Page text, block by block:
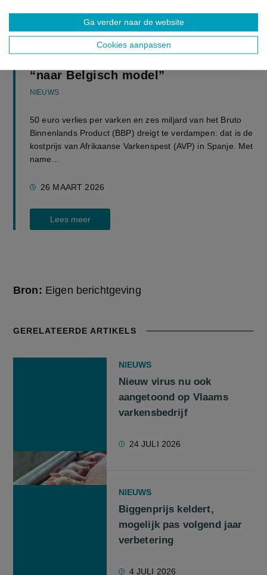
Ga verder naar de website
Cookies aanpassen
UITGELICHT
Spanje wil varkenspest bestrijden
“naar Belgisch model”
NIEUWS
50 euro verlies per varken en zes miljard van het Bruto
Binnenlands Product (BBP) dreigt te verdampen: dat is de
kostprijs van Afrikaanse Varkenspest (AVP) in Spanje. Met
name...
26 MAART 2026
Lees meer
Bron: Eigen berichtgeving
GERELATEERDE ARTIKELS
NIEUWS
Nieuw virus nu ook
aangetoond op Vlaams
varkensbedrijf
24 JULI 2026
NIEUWS
Biggenprijs keldert,
mogelijk pas volgend jaar
verbetering
4 JULI 2026